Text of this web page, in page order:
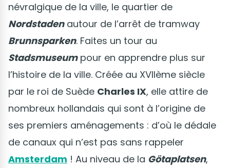
névralgique de la ville, le quartier de
Nordstadenautour de l’arrêt de tramway
Brunnsparken. Faites un tour au
Stadsmuseumpour en apprendre plus sur
l’histoire de la ville. Créée au XVIIème siècle
par le roi de Suède Charles IX, elle attire de
nombreux hollandais qui sont à l’origine de
ses premiers aménagements : d’où le dédale
de canaux qui n’est pas sans rappeler
Amsterdam ! Au niveau de la Götaplatsen,